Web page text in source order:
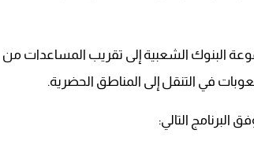
البنوك الشعبية إلى تقريب المساعدات من
في التنقل إلى المناطق الحضرية.
البرنامج التالي: